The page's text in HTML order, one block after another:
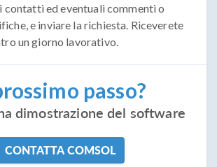
contatti ed eventuali commenti o
e inviare la richiesta. Riceverete
un giorno lavorativo.
passo?
dimostrazione del software
CONTATTA COMSOL